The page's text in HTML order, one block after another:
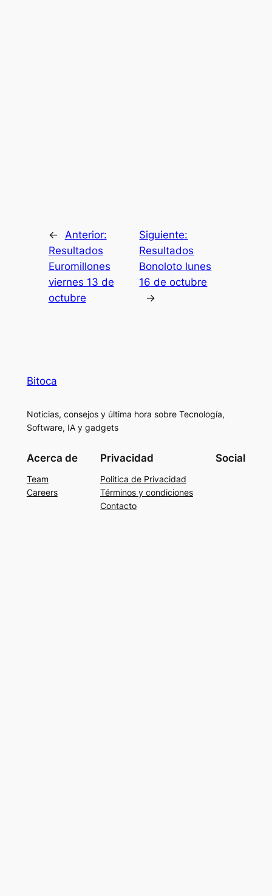
← Anterior:
Resultados
Euromillones
viernes 13 de
octubre
Siguiente:
Resultados
Bonoloto lunes
16 de octubre
→
Bitoca
Noticias, consejos y última hora sobre Tecnología,
Software, IA y gadgets
Acerca de
Team
Careers
Privacidad
Politica de Privacidad
Términos y condiciones
Contacto
Social